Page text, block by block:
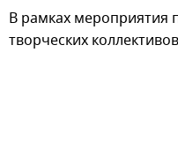
В рамках мероприятия
творческих